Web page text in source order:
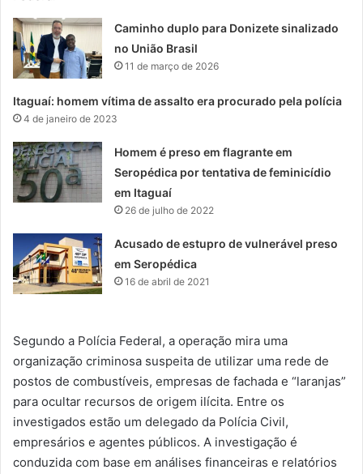
Caminho duplo para Donizete sinalizado
no União Brasil
11 de março de 2026
Itaguaí: homem vítima de assalto era procurado pela polícia
4 de janeiro de 2023
Homem é preso em flagrante em
Seropédica por tentativa de feminicídio
em Itaguaí
26 de julho de 2022
Acusado de estupro de vulnerável preso
em Seropédica
16 de abril de 2021
Segundo a Polícia Federal, a operação mira uma
organização criminosa suspeita de utilizar uma rede de
postos de combustíveis, empresas de fachada e “laranjas”
para ocultar recursos de origem ilícita. Entre os
investigados estão um delegado da Polícia Civil,
empresários e agentes públicos. A investigação é
conduzida com base em análises financeiras e relatórios